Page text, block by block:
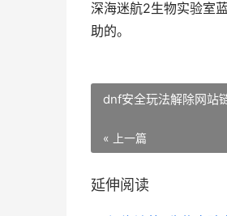
深海迷航2生物实验室
助的。
dnf安全玩法解除网站
« 上一篇
延伸阅读